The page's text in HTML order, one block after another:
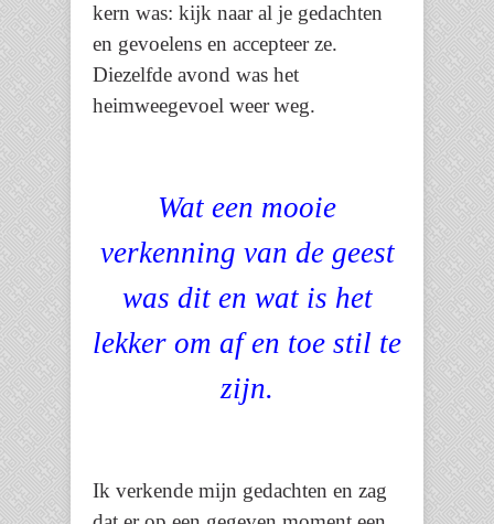
kern was: kijk naar al je gedachten
en gevoelens en accepteer ze.
Diezelfde avond was het
heimweegevoel weer weg.
Wat een mooie
verkenning van de geest
was dit en wat is het
lekker om af en toe stil te
zijn.
Ik verkende mijn gedachten en zag